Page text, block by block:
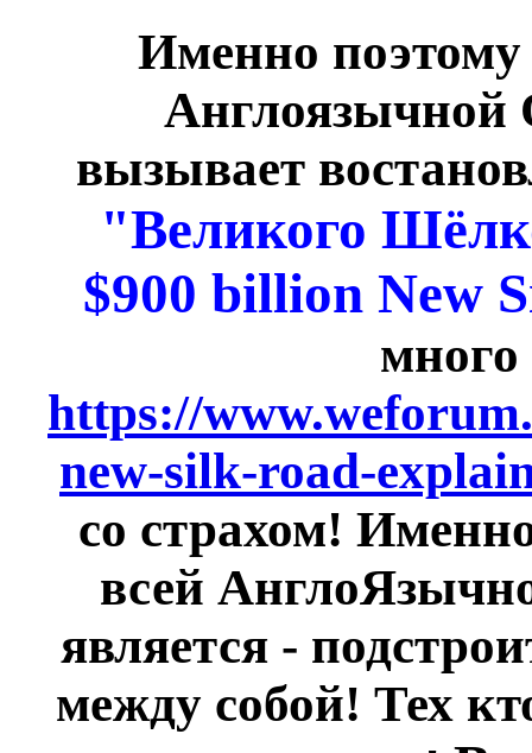
Именно
Англоязычной
вызывает
"Великого
$900 billion New
много
https://
new-silk-road-
со страхом!
всей
является -
между собой! Тех